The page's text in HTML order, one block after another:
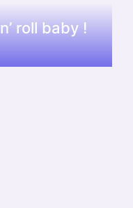
roll baby !